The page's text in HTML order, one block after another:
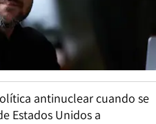
antinuclear cuando se
Estados Unidos a